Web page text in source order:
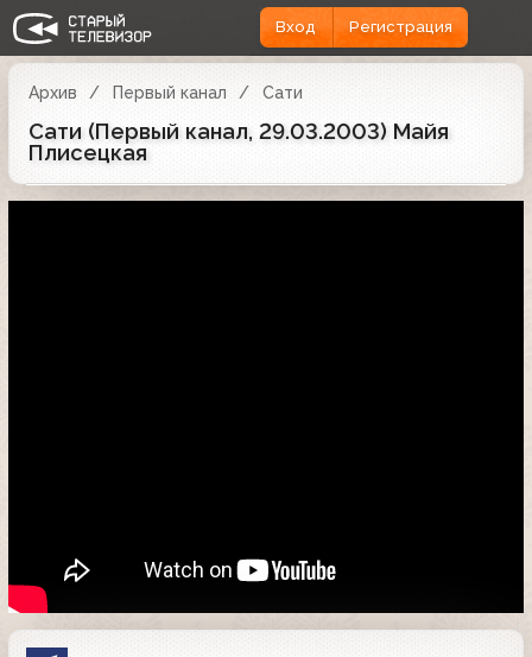
Вход Регистрация
Архив Первый канал Сати
Сати (Первый канал, 29.03.2003) Майя
Плисецкая